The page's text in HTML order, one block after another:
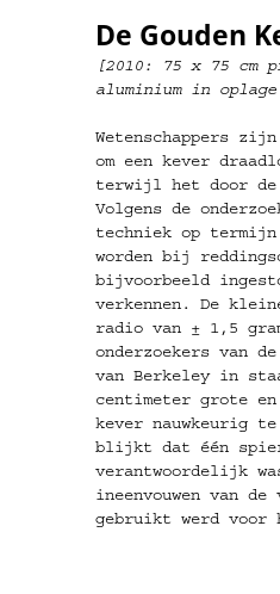
De Gouden
[2010: 75 x 75 cm
aluminium in
Wetenschappers
om een kever
terwijl het door
Volgens de
techniek op
worden bij
bijvoorbeeld
verkennen. De
radio van ± 1,5
onderzoekers van
van Berkeley in
centimeter grote en
kever nauwkeurig
blijkt dat één
verantwoordelijk
ineenvouwen van
gebruikt werd voor